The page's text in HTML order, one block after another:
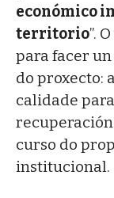
económico
territorio”.
para facer
do proxecto:
calidade
curso do
institucional.